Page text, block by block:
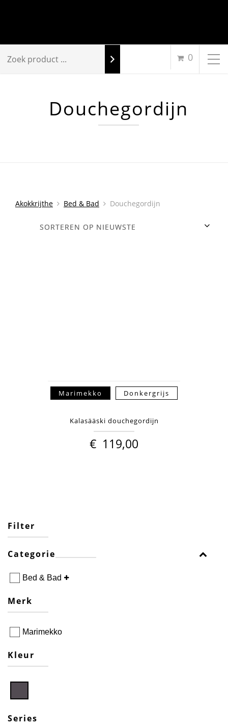
0
Douchegordijn
Filter
Categorie
Bed & Bad
Merk
Marimekko
Kleur
Series
Akokkrijthe Bed & Bad Douchegordijn
Marimekko Donkergrijs
Kalasääski douchegordijn
€ 119,00